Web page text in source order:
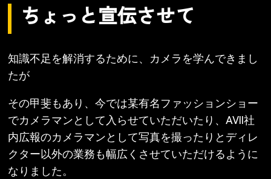
ちょっと宣伝させて
知識不足を解消するために、カメラを学んできまし
たが
その甲斐もあり、今では某有名ファッションショー
でカメラマンとして入らせていただいたり、AVII社
内広報のカメラマンとして写真を撮ったりとディレ
クター以外の業務も幅広くさせていただけるように
なりました。